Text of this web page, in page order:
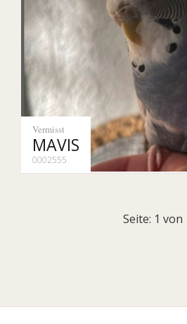
Vermisst
MAVIS
0002555
Seite: 1 von